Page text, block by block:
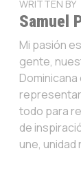
WRITTEN BY
Samuel
Mi pasión
gente,
todo para
de
une,